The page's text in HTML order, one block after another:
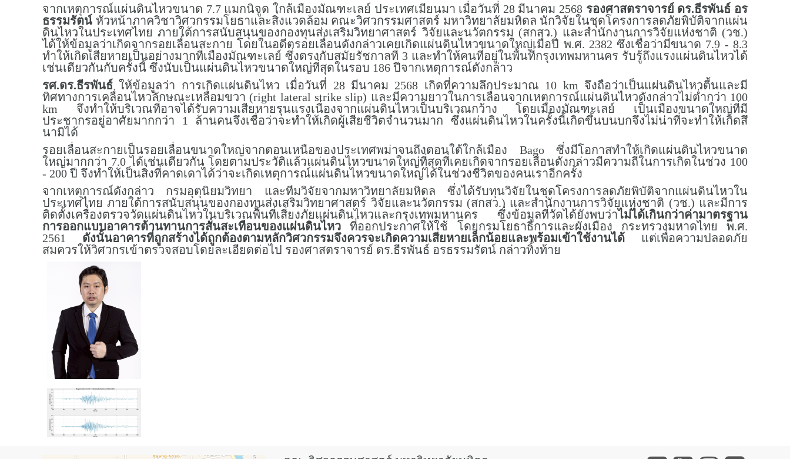
จากเหตุการณ์แผ่นดินไหวขนาด 7.7 แมกนิจูด ใกล้เมืองมัณฑะเลย์ ประเทศเมียนมา เมื่อวันที่ 28 มีนาคม 2568 รองศาสตราจารย์ ดร.ธีรพันธ์ อร
ธรรมรัตน์ หัวหน้าภาควิชาวิศวกรรมโยธาและสิ่งแวดล้อม คณะวิศวกรรมศาสตร์ มหาวิทยาลัยมหิดล นักวิจัยในชุดโครงการลดภัยพิบัติจากแผ่น
ดินไหวในประเทศไทย ภายใต้การสนับสนุนของกองทุนส่งเสริมวิทยาศาสตร์ วิจัยและนวัตกรรม (สกสว.) และสำนักงานการวิจัยแห่งชาติ (วช.)
ได้ให้ข้อมูลว่าเกิดจากรอยเลื่อนสะกาย โดยในอดีตรอยเลื่อนดังกล่าวเคยเกิดแผ่นดินไหวขนาดใหญ่เมื่อปี พ.ศ. 2382 ซึ่งเชื่อว่ามีขนาด 7.9 - 8.3
ทำให้เกิดเสียหายเป็นอย่างมากที่เมืองมัณฑะเลย์ ซึ่งตรงกับสมัยรัชกาลที่ 3 และทำให้คนที่อยู่ในพื้นที่กรุงเทพมหานคร รับรู้ถึงแรงแผ่นดินไหวได้
เช่นเดียวกันกับครั้งนี้ ซึ่งนับเป็นแผ่นดินไหวขนาดใหญ่ที่สุดในรอบ 186 ปีจากเหตุการณ์ดังกล่าว
รศ.ดร.ธีรพันธ์ ให้ข้อมูลว่า การเกิดเเผ่นดินไหว เมื่อวันที่ 28 มีนาคม 2568 เกิดที่ความลึกประมาณ 10 km จึงถือว่าเป็นแผ่นดินไหวตื้นและมี
ทิศทางการเคลื่อนไหวลักษณะเหลื่อมขวา (right lateral strike slip) และมีความยาวในการเลื่อนจากเหตุการณ์แผ่นดินไหวดังกล่าวไม่ต่ำกว่า 100
km จึงทำให้บริเวณที่อาจได้รับความเสียหายรุนแรงเนื่องจากแผ่นดินไหวเป็นบริเวณกว้าง โดยเมืองมัณฑะเลย์ เป็นเมืองขนาดใหญ่ที่มี
ประชากรอยู่อาศัยมากกว่า 1 ล้านคนจึงเชื่อว่าจะทำให้เกิดผู้เสียชีวิตจำนวนมาก ซึ่งแผ่นดินไหวในครั้งนี้เกิดขึ้นบนบกจึงไม่น่าที่จะทำให้เกิดสึ
นามิได้
รอยเลื่อนสะกายเป็นรอยเลื่อนขนาดใหญ่จากตอนเหนือของประเทศพม่าจนถึงตอนใต้ใกล้เมือง Bago ซึ่งมีโอกาสทำให้เกิดแผ่นดินไหวขนาด
ใหญ่มากกว่า 7.0 ได้เช่นเดียวกัน โดยตามประวัติแล้วแผ่นดินไหวขนาดใหญ่ที่สุดที่เคยเกิดจากรอยเลื่อนดังกล่าวมีความถี่ในการเกิดในช่วง 100
- 200 ปี จึงทำให้เป็นสิ่งที่คาดเดาได้ว่าจะเกิดเหตุการณ์แผ่นดินไหวขนาดใหญ่ได้ในช่วงชีวิตของคนเราอีกครั้ง
จากเหตุการณ์ดังกล่าว กรมอุตุนิยมวิทยา และทีมวิจัยจากมหาวิทยาลัยมหิดล ซึ่งได้รับทุนวิจัยในชุดโครงการลดภัยพิบัติจากแผ่นดินไหวใน
ประเทศไทย ภายใต้การสนับสนุนของกองทุนส่งเสริมวิทยาศาสตร์ วิจัยและนวัตกรรม (สกสว.) และสำนักงานการวิจัยแห่งชาติ (วช.) และมีการ
ติดตั้งเครื่องตรวจวัดแผ่นดินไหวในบริเวณพื้นที่เสี่ยงภัยแผ่นดินไหวและกรุงเทพมหานคร ซึ่งข้อมูลที่วัดได้ยังพบว่าไม่ได้เกินกว่าค่ามาตรฐาน
การออกแบบอาคารต้านทานการสั่นสะเทือนของแผ่นดินไหว ที่ออกประกาศให้ใช้ โดยกรมโยธาธิการและผังเมือง กระทรวงมหาดไทย พ.ศ.
2561 ดังนั้นอาคารที่ถูกสร้างได้ถูกต้องตามหลักวิศวกรรมจึงควรจะเกิดความเสียหายเล็กน้อยและพร้อมเข้าใช้งานได้ แต่เพื่อความปลอดภัย
สมควรให้วิศวกรเข้าตรวจสอบโดยละเอียดต่อไป รองศาสตราจารย์ ดร.ธีรพันธ์ อรธรรมรัตน์ กล่าวทิ้งท้าย